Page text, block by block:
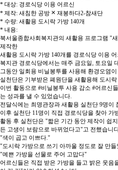
* 대상: 경로식당 이용 어르신
* 제작: 새침한 공방 × 재봉하다2-참새단
* 수량: 새활용 도시락 가방 140개
* 내용:
북서울종합사회복지관의 새활용 프로그램 "
제작한
새활용 도시락 가방 140개를 경로식당 이용
복지관 경로식당에서는 매주 금요일, 토요일
그동안 일회용 비닐봉투를 사용해 환경오염이
실천단은 기부받은 폐원단을 새활용해 도시
이번 활동으로 #비닐봉투 사용 감소 #어르신
는 성과를 낼 수 있었습니다.
전달식에는 최명관장과 새활용 실천단 9명이
이후 실천단 11명이 직접 경로식당을 찾아 가
활동 후 실천단은 "짧은 기간 동안 제작이 쉽
든 고생이 보람으로 바뀌었다고"고 전했습니
"색이 곱고 이쁘다."
"도시락 가방으로 쓰기 아까울 정도로 잘 만
"예쁜 가방을 선물로 주어 고맙다"
어르신들은 직접 받은 가방을 들고 밝은 웃음